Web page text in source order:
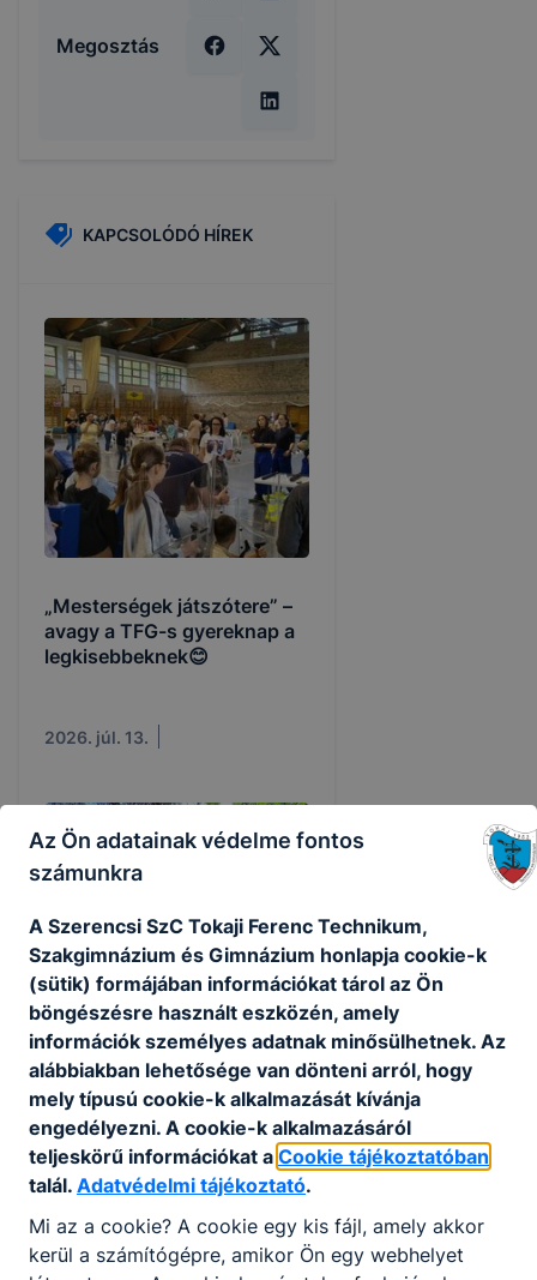
Megosztás
KAPCSOLÓDÓ HÍREK
„Mesterségek játszótere” –
avagy a TFG-s gyereknap a
legkisebbeknek😊
2026. júl. 13.
Innovatív pályaorientációs
fejlesztés: TFG Exatlon
Élménytábor 2026
2026. júl. 11.
Az Ön adatainak védelme fontos
számunkra
A Szerencsi SzC Tokaji Ferenc Technikum,
Szakgimnázium és Gimnázium honlapja cookie-k
(sütik) formájában információkat tárol az Ön
böngészésre használt eszközén, amely
információk személyes adatnak minősülhetnek. Az
alábbiakban lehetősége van dönteni arról, hogy
mely típusú cookie-k alkalmazását kívánja
engedélyezni. A cookie-k alkalmazásáról
teljeskörű információkat a Cookie tájékoztatóban
talál. Adatvédelmi tájékoztató.
Mi az a cookie? A cookie egy kis fájl, amely akkor
kerül a számítógépre, amikor Ön egy webhelyet